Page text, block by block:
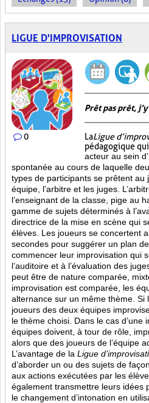
LIGUE D'IMPROVISATION
0
Prêt pas prêt,
LaLigue
pédagogique
acteur au sein
spontanée au cours de laquelle
types de participants se prêtent au
équipe, l’arbitre et les juges.
l’enseignant de la classe, pige au
gamme de sujets déterminés à
directrice de la mise en scène qui
élèves. Les joueurs se concertent
secondes pour suggérer un plan
commencer leur improvisation qui
l’auditoire et à l’évaluation des
peut être de nature comparée,
improvisation est comparée, les
alternance sur un même thème. Si
joueurs des deux équipes
le thème choisi. Dans le cas d’une
équipes doivent, à tour de rôle,
alors que des joueurs de l’équipe
L’avantage de la Ligue
d’aborder un ou des sujets de
aux actions exécutées par les
également transmettre leurs idées
le changement d’intonation en